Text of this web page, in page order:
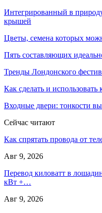
Интегрированный в
крышей
Цветы, семена которых
Пять составляющих
Тренды Лондонского
Как сделать и
Входные двери: тонкости
Сейчас читают
Как спрятать провода от
Авг 9, 2026
Перевод киловатт в
кВт +…
Авг 9, 2026